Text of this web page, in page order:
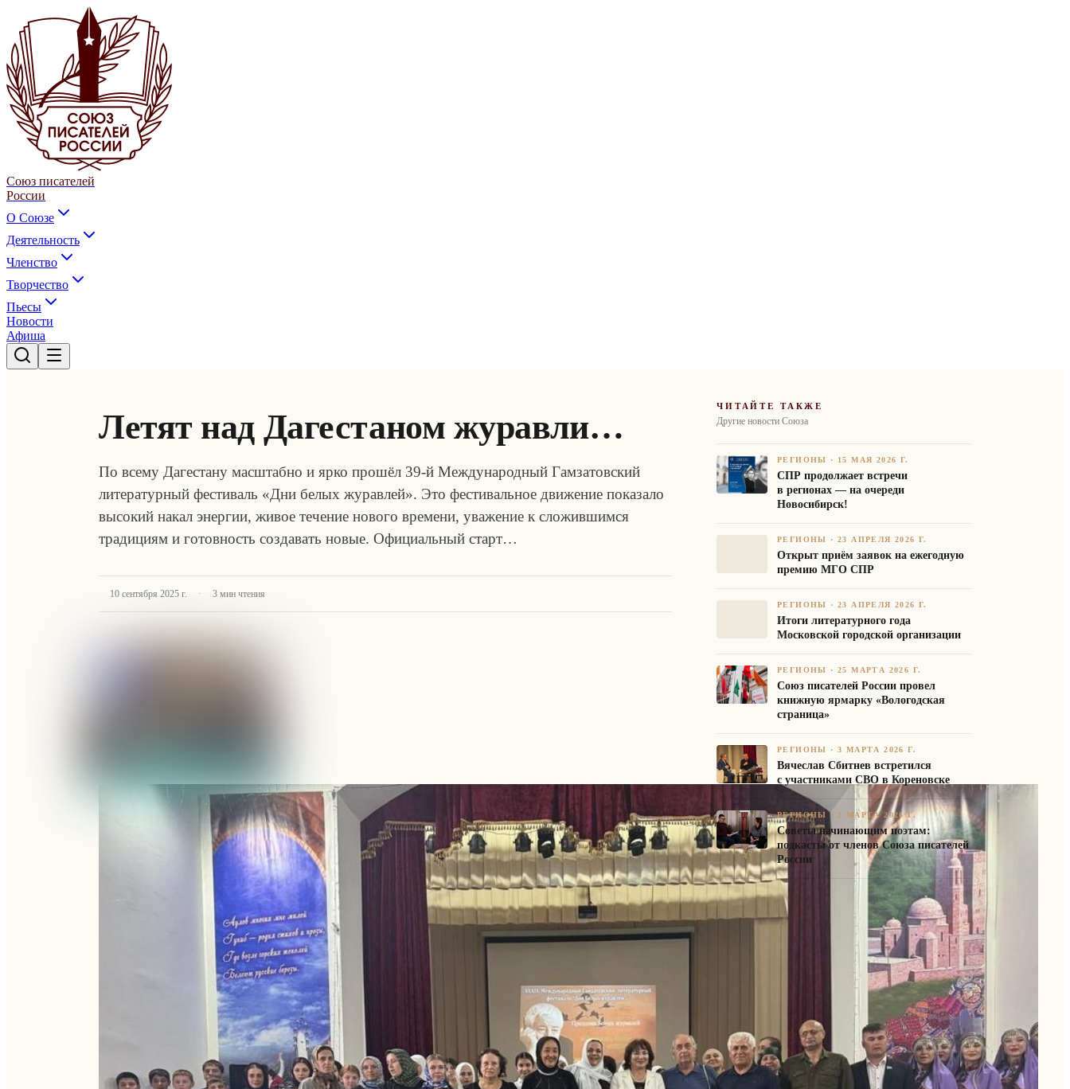
Союз писателей
России
О Союзе
Деятельность
Членство
Творчество
Пьесы
Новости
Афиша
Летят над Дагестаном журавли…
По всему Дагестану масштабно и ярко прошёл 39-й Международный Гамзатовский
литературный фестиваль «Дни белых журавлей». Это фестивальное движение показало
высокий накал энергии, живое течение нового времени, уважение к сложившимся
традициям и готовность создавать новые. Официальный старт…
10 сентября 2025 г. · 3 мин чтения
ЧИТАЙТЕ ТАКЖЕ
Другие новости Союза
РЕГИОНЫ · 15 МАЯ 2026 Г.
СПР продолжает встречи
в регионах — на очереди
Новосибирск!
РЕГИОНЫ ·23 АПРЕЛЯ 2026 Г.
Открыт приём заявок на ежегодную
премию МГО СПР
РЕГИОНЫ ·23 АПРЕЛЯ 2026 Г.
Итоги литературного года
Московской городской организации
РЕГИОНЫ ·25 МАРТА 2026 Г.
Союз писателей России провел
книжную ярмарку «Вологодская
страница»
РЕГИОНЫ ·3 МАРТА 2026 Г.
Вячеслав Сбитнев встретился
с участниками СВО в Кореновске
РЕГИОНЫ · 2 МАРТА 2026 Г.
Советы начинающим поэтам:
подкасты от членов Союза писателей
России